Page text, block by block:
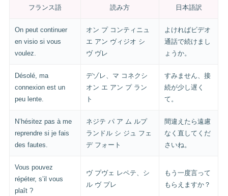
フランス語 読み方 日本語訳
On peut continuer
en visio si vous
voulez.
オン プ コンティニュ
エ アン ヴィジオ シ
ヴ ヴレ
よければビデオ
通話で続けまし
ょうか。
Désolé, ma
connexion est un
peu lente.
デゾレ、マ コネクシ
オン エ アン プ ラン
ト
すみません、接
続が少し遅く
て。
N’hésitez pas à me
reprendre si je fais
des fautes.
ネジテ パ ア ム ルプ
ランドル シ ジュ フェ
デ フォート
間違えたら遠慮
なく直してくだ
さいね。
Vous pouvez
répéter, s’il vous
plaît ?
ヴ プヴェ レペテ、シ
ル ヴ プレ
もう一度言って
もらえますか？